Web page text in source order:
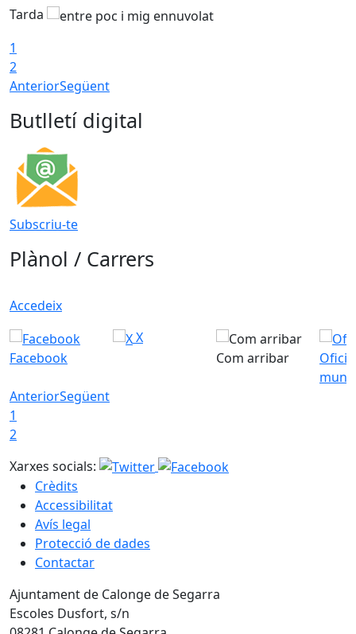
Tarda
1
2
AnteriorSegüent
Butlletí digital
Subscriu-te
Plànol / Carrers
Accedeix
Facebook
X
Com arribar
AnteriorSegüent
1
2
Xarxes socials:
Crèdits
Accessibilitat
Avís legal
Protecció de dades
Contactar
Ajuntament de Calonge de Segarra
Escoles Dusfort, s/n